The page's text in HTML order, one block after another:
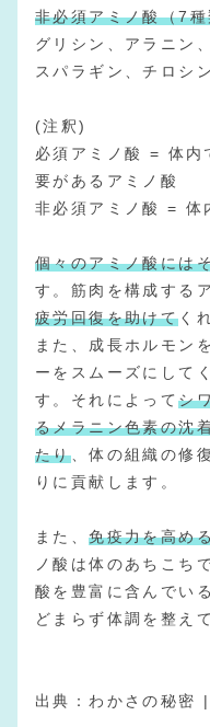
非必須アミノ酸（7
グリシン、アラニン
スパラギン、チロシ
(注釈)
必須アミノ酸 = 体内
要があるアミノ酸
非必須アミノ酸 = 体
個々のアミノ酸には
す。筋肉を構成する
疲労回復を助けてく
また、成長ホルモン
ーをスムーズにして
す。それによってシ
るメラニン色素の沈
たり、体の組織の修
りに貢献します。
また、免疫力を高め
ノ酸は体のあちこち
酸を豊富に含んでい
どまらず体調を整え
出典： わかさの秘密